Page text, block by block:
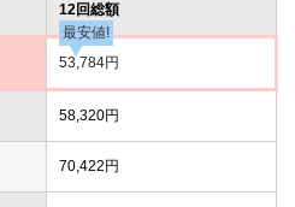
12回総額
最安値!
53,784円
58,320円
70,422円